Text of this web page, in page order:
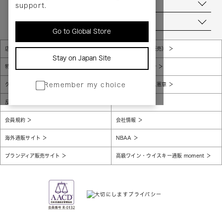
support.
Go to Global Store
Stay on Japan Site
Remember my choice
お問い合わせ
当店について
店舗一覧 販売規約（店頭販売）
特定商取引法に基づく表示 個人情報保護方針
グローバルプライバシーポリシー コンプライアンス憲章
反社会的勢力に対する基本方針
会員規約 会社情報
海外通販サイト NBAA
ブランディア販売サイト 高級ワイン・ウイスキー通販 moment